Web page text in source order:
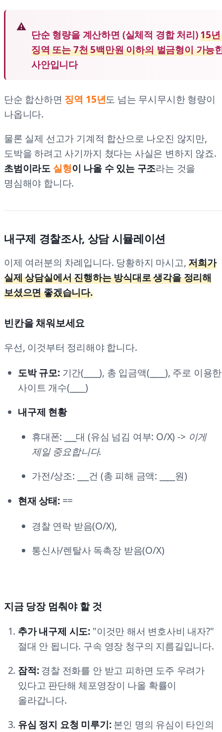
단순 형량을 계산하면 (실체적 경합 처리)15
징역 또는 7천 5백만원 이하의 벌금형이 가능
사안입니다
단순 합산하면 징역 15년도 넘는 무시무시한 형량이
나옵니다.
물론 실제 선고가 기계적 합산으로 나오진 않지만,
도박을 하려고 사기까지 쳤다는 사실은 변하지 않죠.
초범이라도 실형이 나올 수 있는 구조라는 것을
명심해야 합니다.
내구제 경찰조사, 상담 시뮬레이션
이제 여러분의 차례입니다. 당황하지 마시고,저희가
실제 상담실에서 진행하는 방식대로 생각을 정리해
보셨으면 좋겠습니다.
빈칸을 채워보세요
우선, 이것부터 정리해야 합니다.
도박 규모:기간(____), 총 입금액(____), 주로 이용한
사이트 개수(____)
내구제 현황
휴대폰: ___대 (유심 넘김 여부: O/X) -> 이게
제일 중요합니다.
가전/상조: ___건 (총 피해 금액: ____원)
현재 상태:==
경찰 연락 받음(O/X),
통신사/렌탈사 독촉장 받음(O/X)
지금 당장 멈춰야 할 것
추가 내구제 시도: "이것만 해서 변호사비 내자?"
절대 안 됩니다. 구속 영장 청구의 지름길입니다.
잠적:경찰 전화를 안 받고 피하면 도주 우려가
있다고 판단해 체포영장이 나올 확률이
올라갑니다.
유심 정지 요청 미루기:본인 명의 유심이 타인의